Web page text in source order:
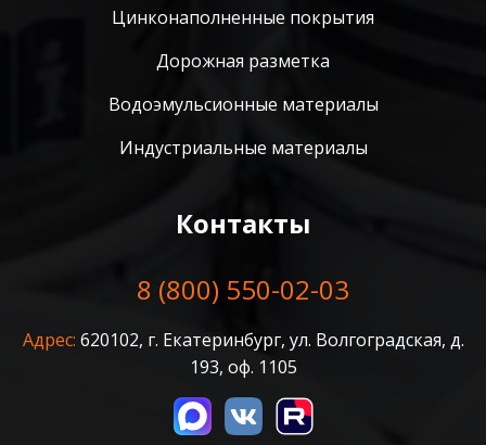
Цинконаполненные покрытия
Дорожная разметка
Водоэмульсионные материалы
Индустриальные материалы
Контакты
8 (800) 550-02-03
Адрес: 620102, г. Екатеринбург, ул. Волгоградская, д.
193, оф. 1105